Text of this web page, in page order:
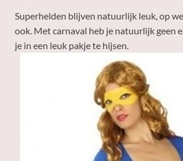
Superhelden blijven natuurlijk leuk, op
ook. Met carnaval heb je natuurlijk geen
je in een leuk pakje te hijsen.